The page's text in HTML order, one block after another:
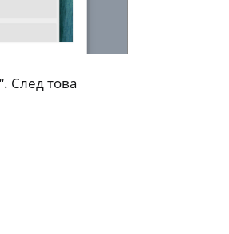
След това